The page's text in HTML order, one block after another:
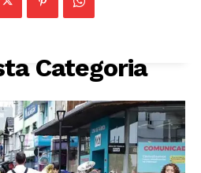
Categoria